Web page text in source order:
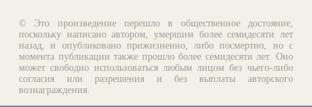
© Это произведение перешло в общественное достояние,
поскольку написано автором, умершим более семидесяти лет
назад, и опубликовано прижизненно, либо посмертно, но с
момента публикации также прошло более семидесяти лет. Оно
может свободно использоваться любым лицом без чьего-либо
согласия или разрешения и без выплаты авторского
вознаграждения.